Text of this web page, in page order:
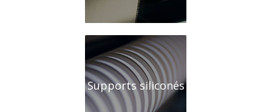
Supports siliconés